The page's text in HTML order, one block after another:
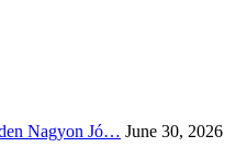
Nagyon Jó… June 30, 2026